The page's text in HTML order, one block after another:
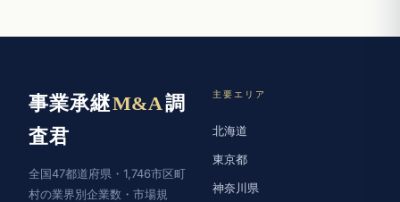
事業承継M&A調
査君
全国47都道府県・1,746市区町
村の業界別企業数・市場規
主要エリア
北海道
東京都
神奈川県